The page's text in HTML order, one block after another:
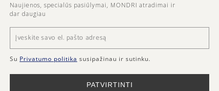
Naujienos, specialūs pasiūlymai, MONDRI atradimai ir
dar daugiau
Su Privatumo politika susipažinau ir sutinku.
PATVIRTINTI